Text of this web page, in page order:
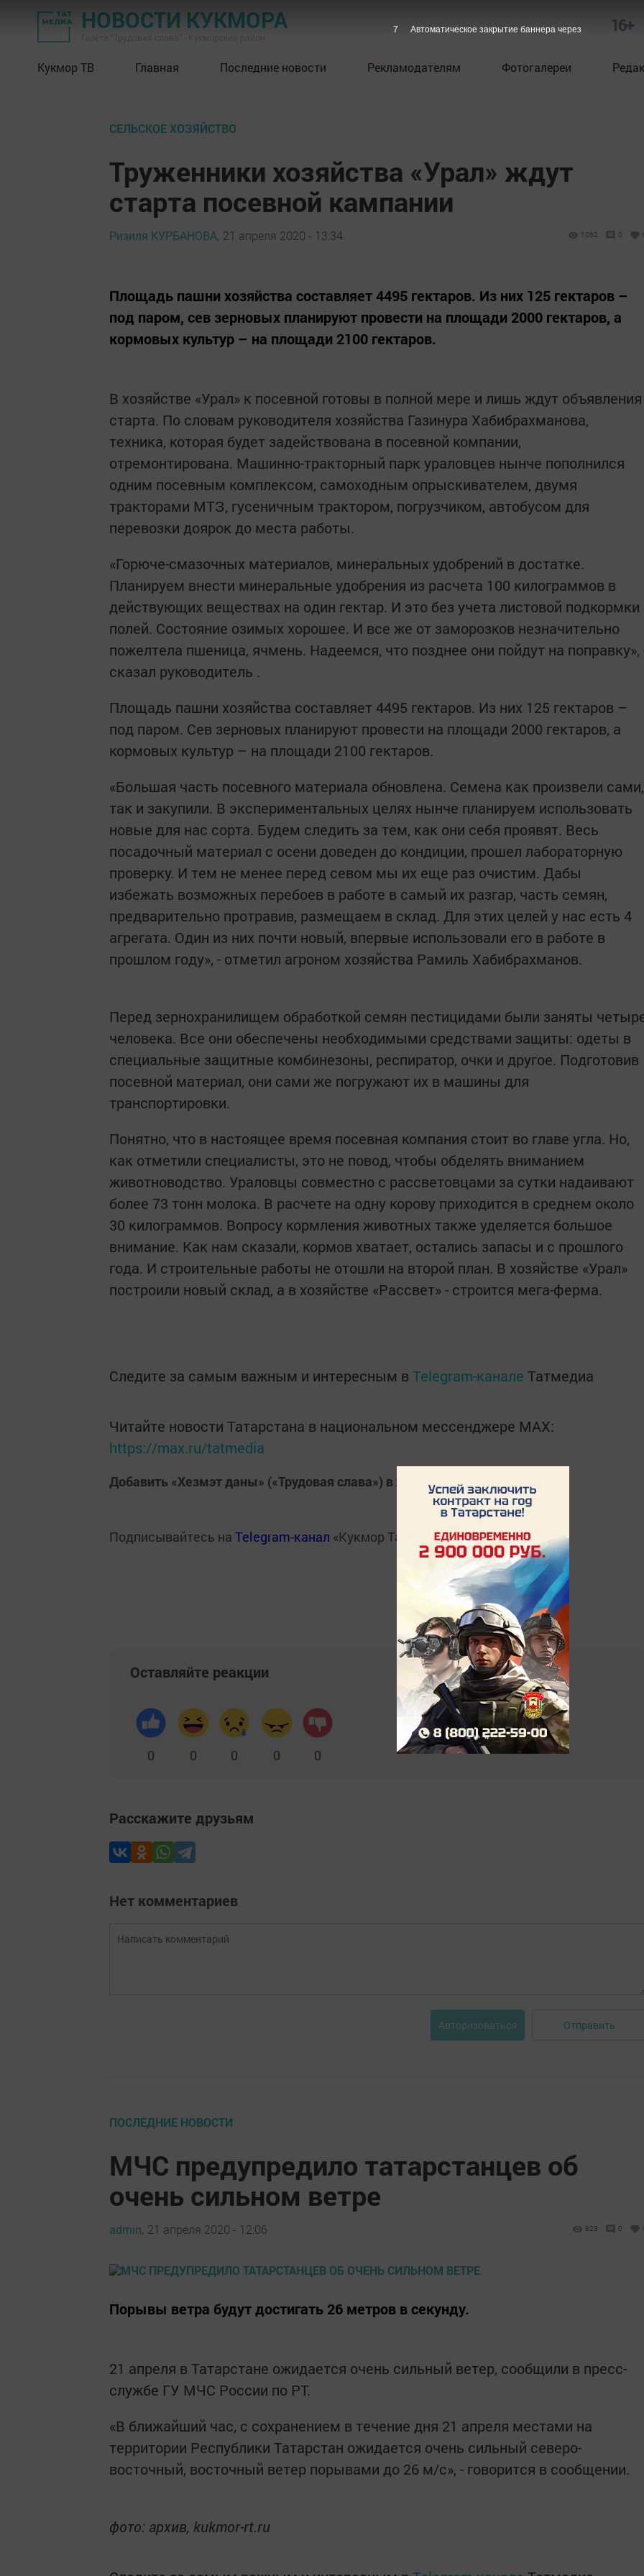
НОВОСТИ КУКМОРА 16+
Кукмор ТВ Главная Последние новости Рекламодателям Фотогалереи
СЕЛЬСКОЕ ХОЗЯЙСТВО
Труженники хозяйства «Урал» ждут
старта посевной кампании
Ризиля КУРБАНОВА, 21 апреля 2020 - 13:34 1062 0
Площадь пашни хозяйства составляет 4495 гектаров. Из них 125 гектаров –
под паром, сев зерновых планируют провести на площади 2000 гектаров, а
кормовых культур – на площади 2100 гектаров.
В хозяйстве «Урал» к посевной готовы в полной мере и лишь ждут объявления
старта. По словам руководителя хозяйства Газинура Хабибрахманова,
техника, которая будет задействована в посевной компании,
отремонтирована. Машинно-тракторный парк ураловцев нынче пополнился
одним посевным комплексом, самоходным опрыскивателем, двумя
тракторами МТЗ, гусеничным трактором, погрузчиком, автобусом для
перевозки доярок до места работы.
«Горюче-смазочных материалов, минеральных удобрений в достатке.
Планируем внести минеральные удобрения из расчета 100 килограммов в
действующих веществах на один гектар. И это без учета листовой подкормки
полей. Состояние озимых хорошее. И все же от заморозков незначительно
пожелтела пшеница, ячмень. Надеемся, что позднее они пойдут на поправку»,
сказал руководитель .
Площадь пашни хозяйства составляет 4495 гектаров. Из них 125 гектаров –
под паром. Сев зерновых планируют провести на площади 2000 гектаров, а
кормовых культур – на площади 2100 гектаров.
«Большая часть посевного материала обновлена. Семена как произвели сами,
так и закупили. В экспериментальных целях нынче планируем использовать
новые для нас сорта. Будем следить за тем, как они себя проявят. Весь
посадочный материал с осени доведен до кондиции, прошел лабораторную
проверку. И тем не менее перед севом мы их еще раз очистим. Дабы
избежать возможных перебоев в работе в самый их разгар, часть семян,
предварительно протравив, размещаем в склад. Для этих целей у нас есть 4
агрегата. Один из них почти новый, впервые использовали его в работе в
прошлом году», - отметил агроном хозяйства Рамиль Хабибрахманов.
Перед зернохранилищем обработкой семян пестицидами были заняты
человека. Все они обеспечены необходимыми средствами защиты: одеты в
специальные защитные комбинезоны, респиратор, очки и другое. Подготовив
посевной материал, они сами же погружают их в машины для
транспортировки.
Понятно, что в настоящее время посевная компания стоит во главе угла. Но,
как отметили специалисты, это не повод, чтобы обделять вниманием
животноводство. Ураловцы совместно с рассветовцами за сутки надаивают
более 73 тонн молока. В расчете на одну корову приходится в среднем около
30 килограммов. Вопросу кормления животных также уделяется большое
внимание. Как нам сказали, кормов хватает, остались запасы и с прошлого
года. И строительные работы не отошли на второй план. В хозяйстве «Урал»
построили новый склад, а в хозяйстве «Рассвет» - строится мега-ферма.
Следите за самым важным и интересным в Telegram-канале Татмедиа
Читайте новости Татарстана в национальном мессенджере MАХ:
https://max.ru/tatmedia
Добавить «Хезмэт даны» («Трудовая слава») вЯндекс.Новости
Подписывайтесь на Telegram-канал «Кукмор Татарстан»
Оставляйте реакции
0 0 0 0 0
Расскажите друзьям
Нет комментариев
Авторизоваться Отправить
ПОСЛЕДНИЕ НОВОСТИ
МЧС предупредило татарстанцев об
очень сильном ветре
admin, 21 апреля 2020 - 12:06 823 0
Порывы ветра будут достигать 26 метров в секунду.
21 апреля в Татарстане ожидается очень сильный ветер, сообщили в пресс-
службе ГУ МЧС России по РТ.
«В ближайший час, с сохранением в течение дня 21 апреля местами на
территории Республики Татарстан ожидается очень сильный северо-
восточный, восточный ветер порывами до 26 м/с», - говорится в сообщении.
фото: архив, kukmor-rt.ru
6 Автоматическое закрытие баннера через